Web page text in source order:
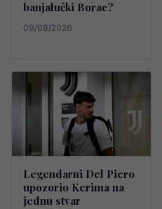
banjalučki Borac?
09/08/2026
Legendarni Del Piero
upozorio Kerima na
jednu stvar